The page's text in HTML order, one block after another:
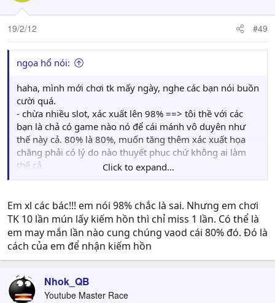
19/2/12 #49
ngọa hổ nói:
haha, mình mới chơi tk mấy ngày, nghe các bạn nói buồn
cười quá.
- chừa nhiều slot, xác xuất lên 98% ==> tôi thề với các
bạn là chả có game nào nó để cái mánh vô duyên như
thế này cả. 80% là 80%, muốn tăng thêm xác xuất họa
chăng phải có lý do nào thuyết phục chứ không ai làm
thế cả.
- đã sai rồi, người ta bảo cho, nhẹ nhàng vậy rồi mà còn
người ta bảo 80% là có cơ sở.
- bạn quân evil nói vậy là đúng các cô các cậu bảo người
ta thể hiện
thử hỏi bây giờ nhìn thằng em nó viết 1+1
= 3 các bạn có muốn gõ đầu nó không. không nói thì sai,
mà nói thì lại bị bảo là thích thể hiện. thôi từ lần sau
Click to expand...
Em xl các bác!!! em nói 98% chắc là sai. Nhưng em chơi
TK 10 lần mún lấy kiếm hồn thì chỉ miss 1 lần. Có thể là
em may mắn lần nào cung chúng vaod cái 80% đó. Đó là
cách của em để nhận kiếm hồn
Nhok_QB
Youtube Master Race